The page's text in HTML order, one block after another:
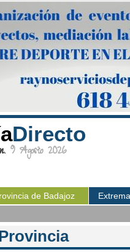
Directo
9 Agosto 2026
de Badajoz